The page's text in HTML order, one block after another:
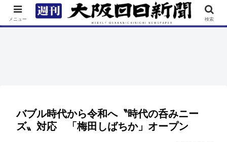
TOP 特集 ニュース 連載 街ネタ イベント
バブル時代から令和へ〝時代の呑みニー
ズ〟対応 「梅田しばちか」オープン
メニュー 検索